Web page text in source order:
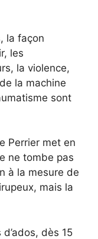
la façon
les
la violence,
la machine
sont
Perrier met en
ne tombe pas
à la mesure de
mais la
dès 15